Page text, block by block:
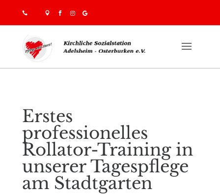
    
Erstes
professionelles
Rollator-Training in
unserer Tagespflege
am Stadtgarten